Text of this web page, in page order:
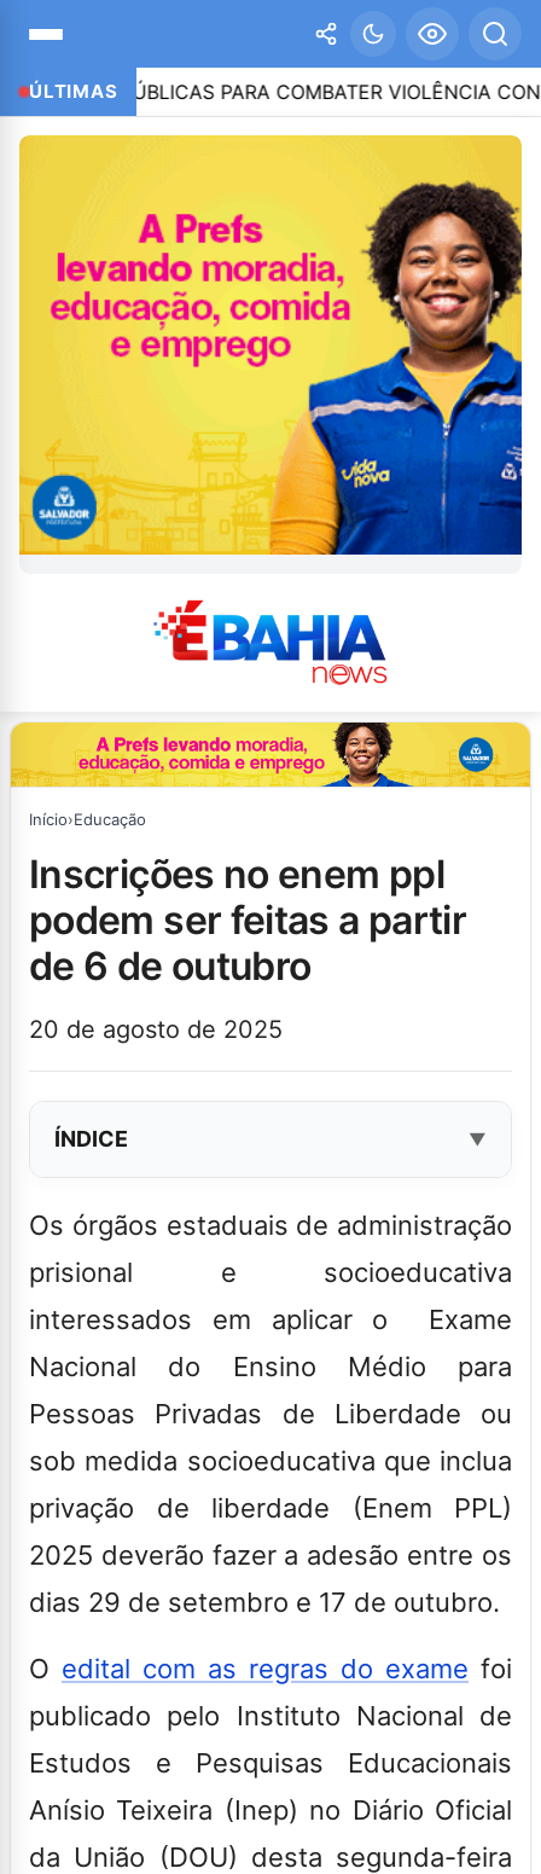
ÚLTIMAS
PÚBLICAS PARA COMBATER VIOLÊNCIA CONTRA
Início›Educação
inscrições no enem ppl
podem ser feitas a partir
de 6 de outubro
20 de agosto de 2025
ÍNDICE
Os órgãos estaduais de administração
prisional e socioeducativa
interessados em aplicar o Exame
Nacional do Ensino Médio para
Pessoas Privadas de Liberdade ou
sob medida socioeducativa que inclua
privação de liberdade (Enem PPL)
2025 deverão fazer a adesão entre os
dias 29 de setembro e 17 de outubro.
O edital com as regras do exame foi
publicado pelo Instituto Nacional de
Estudos e Pesquisas Educacionais
Anísio Teixeira (Inep) no Diário Oficial
da União (DOU) desta segunda-feira